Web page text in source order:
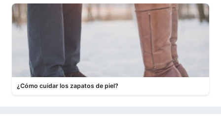
¿Cómo cuidar los zapatos de piel?